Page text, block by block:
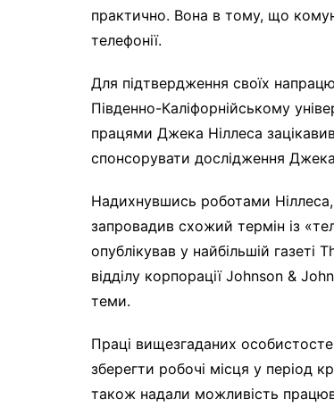
практично. Вона в тому, що
телефонії.
Для підтвердження своїх
Південно-Каліфорнійському
працями Джека Ніллеса
спонсорувати дослідження
Надихнувшись роботами
запровадив схожий термін із
опублікував у найбільшій
відділу корпорації Johnson &
теми.
Праці вищезгаданих
зберегти робочі місця у період
також надали можливість